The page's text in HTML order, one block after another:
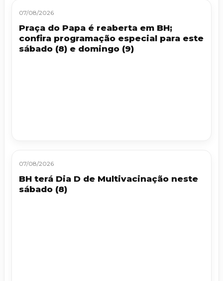
07/08/2026
Praça do Papa é reaberta em BH;
confira programação especial para este
sábado (8) e domingo (9)
07/08/2026
BH terá Dia D de Multivacinação neste
sábado (8)